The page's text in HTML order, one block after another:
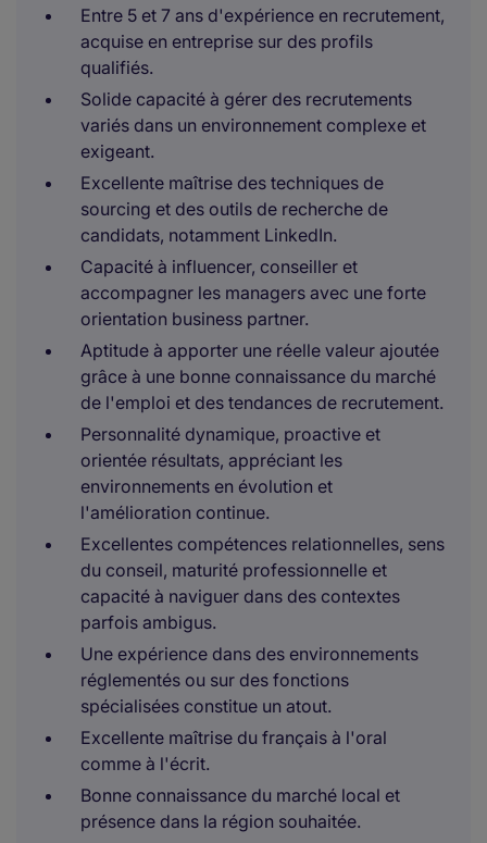
Entre 5 et 7 ans d'expérience en recrutement,
acquise en entreprise sur des profils
qualifiés.
Solide capacité à gérer des recrutements
variés dans un environnement complexe et
exigeant.
Excellente maîtrise des techniques de
sourcing et des outils de recherche de
candidats, notamment LinkedIn.
Capacité à influencer, conseiller et
accompagner les managers avec une forte
orientation business partner.
Aptitude à apporter une réelle valeur ajoutée
grâce à une bonne connaissance du marché
de l'emploi et des tendances de recrutement.
Personnalité dynamique, proactive et
orientée résultats, appréciant les
environnements en évolution et
l'amélioration continue.
Excellentes compétences relationnelles, sens
du conseil, maturité professionnelle et
capacité à naviguer dans des contextes
parfois ambigus.
Une expérience dans des environnements
réglementés ou sur des fonctions
spécialisées constitue un atout.
Excellente maîtrise du français à l'oral
comme à l'écrit.
Bonne connaissance du marché local et
présence dans la région souhaitée.